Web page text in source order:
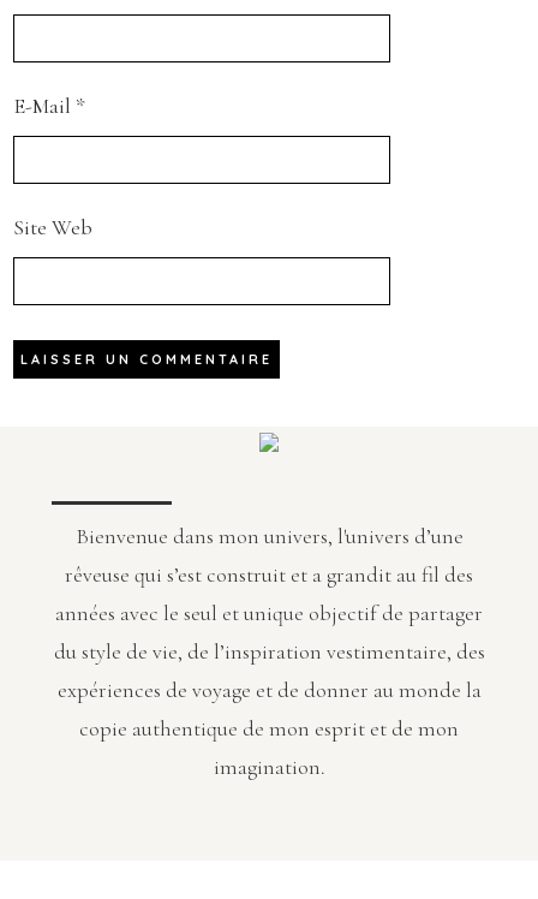
E-Mail *
Site Web
Bienvenue dans mon univers, l'univers d’une
rêveuse qui s’est construit et a grandit au fil des
années avec le seul et unique objectif de partager
du style de vie, de l’inspiration vestimentaire, des
expériences de voyage et de donner au monde la
copie authentique de mon esprit et de mon
imagination.